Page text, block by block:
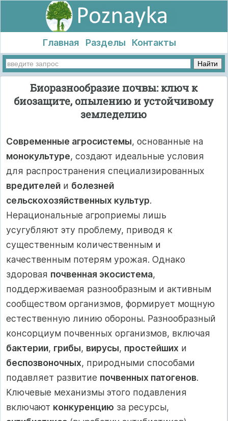
Главная Разделы Контакты
Биоразнообразие почвы: ключ к
биозащите, опылению и устойчивому
земледелию
Современные агросистемы, основанные на
монокультуре, создают идеальные условия
для распространения специализированных
вредителей и болезней
сельскохозяйственных культур.
Нерациональные агроприемы лишь
усугубляют эту проблему, приводя к
существенным количественным и
качественным потерям урожая. Однако
здоровая почвенная экосистема,
поддерживаемая разнообразным и активным
сообществом организмов, формирует мощную
естественную линию обороны. Разнообразный
консорциум почвенных организмов, включая
бактерии, грибы, вирусы, простейших и
беспозвоночных, природными способами
подавляет развитие почвенных патогенов.
Ключевые механизмы этого подавления
включают конкуренцию за ресурсы,